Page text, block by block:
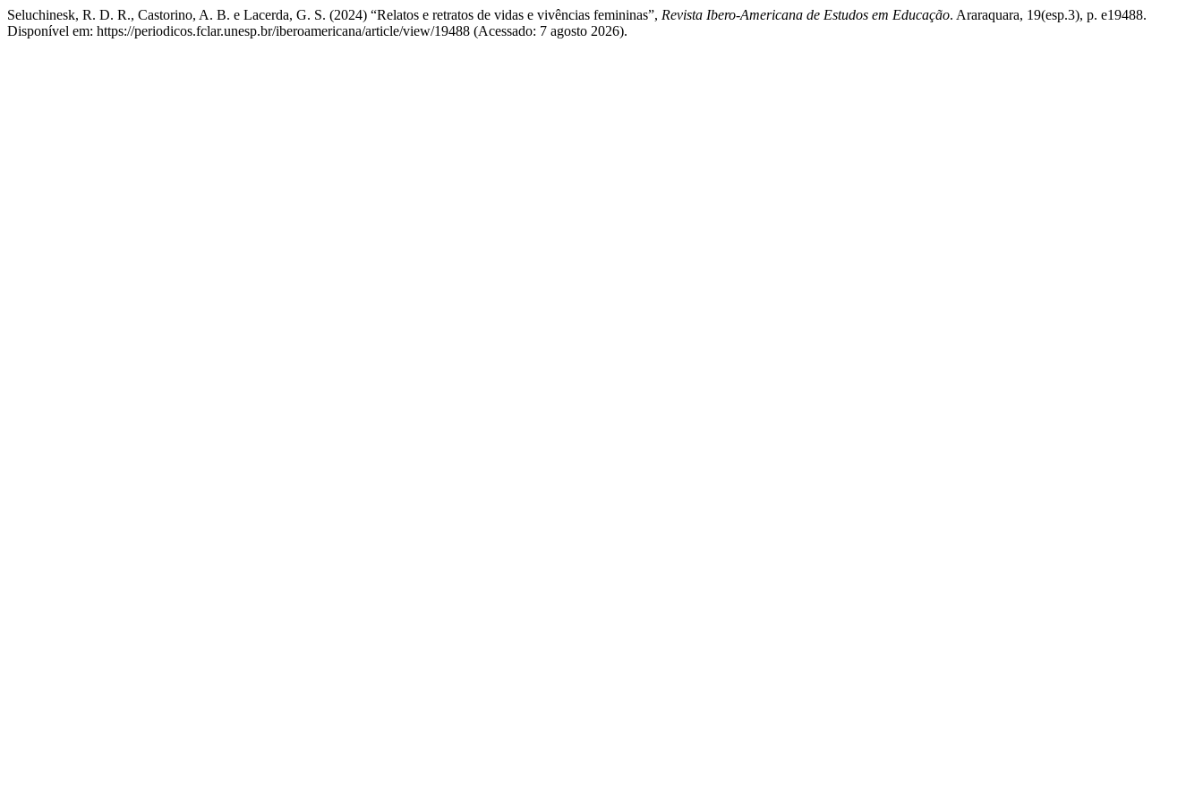
Seluchinesk, R. D. R., Castorino, A. B. e Lacerda, G. S. (2024) “Relatos e retratos de vidas e vivências femininas”, Revista Ibero-Americana de Estudos em Educação. Araraquara, 19(esp.3), p. e19488.
Disponível em: https://periodicos.fclar.unesp.br/iberoamericana/article/view/19488 (Acessado: 7 agosto 2026).